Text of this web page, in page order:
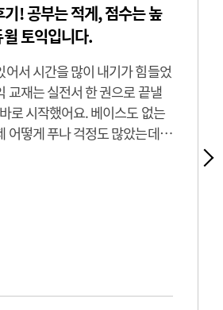
! 공부는 적게, 점수는 높
토익입니다.
어서 시간을 많이 내기가 힘들었
교재는 실전서 한 권으로 끝낼
로 시작했어요. 베이스도 없는
어떻게 푸나 걱정도 많았는데..
한 권만 보고 쌤들이 하라는대
나오네요. 신기해요! 강의를 무
걱정했는데 퀄리티가 너무 좋아
었어요. 덕분에 800점
다.. 이제 조금 더 공부해서 이
윌 토익과 함께 이직까지 성공